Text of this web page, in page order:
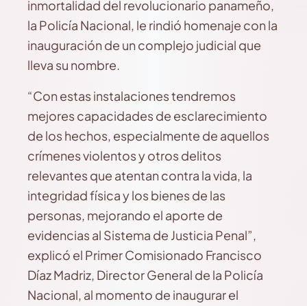
inmortalidad del revolucionario panameño,
la Policía Nacional, le rindió homenaje con la
inauguración de un complejo judicial que
lleva su nombre.
“Con estas instalaciones tendremos
mejores capacidades de esclarecimiento
de los hechos, especialmente de aquellos
crímenes violentos y otros delitos
relevantes que atentan contra la vida, la
integridad física y los bienes de las
personas, mejorando el aporte de
evidencias al Sistema de Justicia Penal”,
explicó el Primer Comisionado Francisco
Díaz Madriz, Director General de la Policía
Nacional, al momento de inaugurar el